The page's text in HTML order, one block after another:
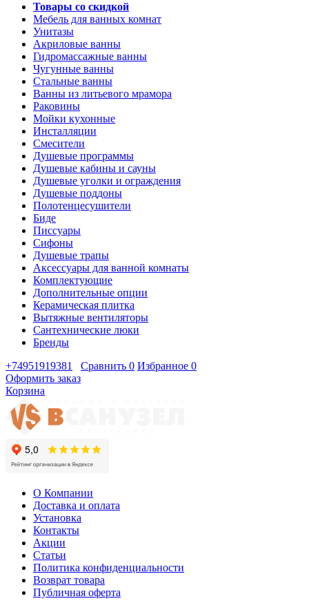
Товары со скидкой
Мебель для ванных комнат
Унитазы
Акриловые ванны
Гидромассажные ванны
Чугунные ванны
Стальные ванны
Ванны из литьевого мрамора
Раковины
Мойки кухонные
Инсталляции
Смесители
Душевые программы
Душевые кабины и сауны
Душевые уголки и ограждения
Душевые поддоны
Полотенцесушители
Биде
Писсуары
Сифоны
Душевые трапы
Аксессуары для ванной комнаты
Комплектующие
Дополнительные опции
Керамическая плитка
Вытяжные вентиляторы
Сантехнические люки
Бренды
+74951919381
Сравнить 0 Избранное 0
Оформить заказ
Корзина
О Компании
Доставка и оплата
Установка
Контакты
Акции
Статьи
Политика конфиденциальности
Возврат товара
Публичная оферта